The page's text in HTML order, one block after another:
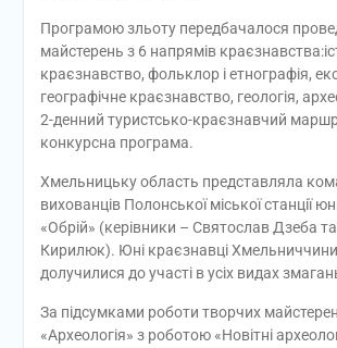
Програмою зльоту передбачалося
майстерень з 6 напрямів
краєзнавство, фольклор і етнографія,
географічне краєзнавство, геологія,
2-денний туристсько-краєзнавчий
конкурсна програма.
Хмельницьку область представляла
вихованців Полонської міської станції
«Обрій» (керівники – Святослав Дзеба
Кирилюк). Юні краєзнавці
долучилися до участі в усіх видах
За підсумками роботи творчих
«Археологія» з роботою «Новітні